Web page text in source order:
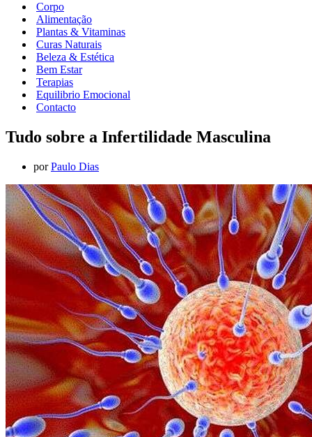
navegação
Corpo
Alimentação
Plantas & Vitaminas
Curas Naturais
Beleza & Estética
Bem Estar
Terapias
Equilibrio Emocional
Contacto
Tudo sobre a Infertilidade Masculina
porPaulo Dias